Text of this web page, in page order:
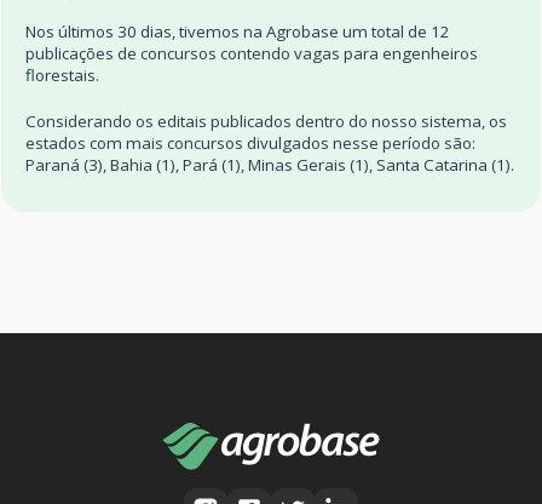
Nos últimos 30 dias, tivemos na Agrobase um total de 12
publicações de concursos contendo vagas para engenheiros
florestais.
Considerando os editais publicados dentro do nosso sistema, os
estados com mais concursos divulgados nesse período são:
Paraná (3), Bahia (1), Pará (1), Minas Gerais (1), Santa Catarina (1).